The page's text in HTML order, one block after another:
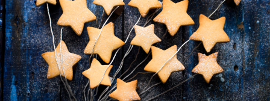
■『めちゃめちゃカリスマなラジオ』番組公式チャンネルが
QloveRにオープン
ラジオ番組の放送開始に伴い、文化放送のオリジナル配信プ
ラットフォーム「QloveR（クローバー）」にて『めちゃめち
ゃカリスマなラジオ』の番組公式チャンネルがオープンする